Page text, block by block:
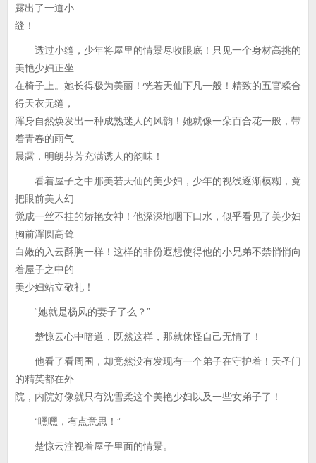
露出了一道小
缝！
透过小缝，少年将屋里的情景尽收眼底！只见一个身材高挑的
美艳少妇正坐
在椅子上。她长得极为美丽！恍若天仙下凡一般！精致的五官糅合
得天衣无缝，
浑身自然焕发出一种成熟迷人的风韵！她就像一朵百合花一般，带
着青春的雨气
晨露，明朗芬芳充满诱人的韵味！
看着屋子之中那美若天仙的美少妇，少年的视线逐渐模糊，竟
把眼前美人幻
觉成一丝不挂的娇艳女神！他深深地咽下口水，似乎看见了美少妇
胸前浑圆高耸
白嫩的入云酥胸一样！这样的非份遐想使得他的小兄弟不禁悄悄向
着屋子之中的
美少妇站立敬礼！
“她就是杨风的妻子了么？”
楚惊云心中暗道，既然这样，那就休怪自己无情了！
他看了看周围，却竟然没有发现有一个弟子在守护着！天圣门
的精英都在外
院，内院好像就只有沈雪柔这个美艳少妇以及一些女弟子了！
“嘿嘿，有点意思！”
楚惊云注视着屋子里面的情景。